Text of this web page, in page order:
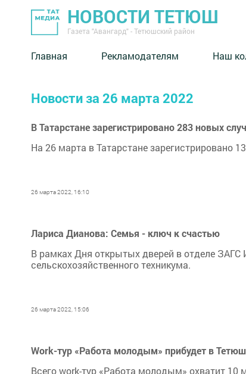
НОВОСТИ ТЕТЮШ
Газета "Авангард" - Тетюшский район
Главная Рекламодателям Наш
Новости за 26 марта 2022
В Татарстане зарегистрировано 283 новых
На 26 марта в Татарстане зарегистрировано
26 марта 2022, 16:10
Лариса Дианова: Семья - ключ к счастью
В рамках Дня открытых дверей в отделе
сельскохозяйственного техникума.
26 марта 2022, 15:06
Work-тур «Работа молодым» прибудет в
Всего work-тур «Работа молодым» охватит 10